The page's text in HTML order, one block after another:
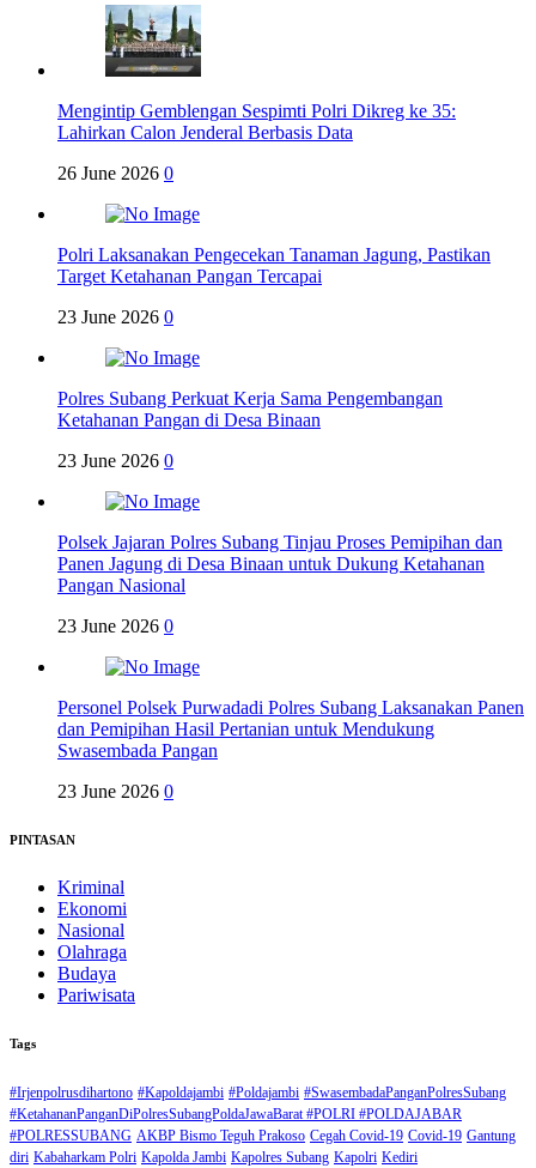
Mengintip Gemblengan Sespimti Polri Dikreg ke 35:
Lahirkan Calon Jenderal Berbasis Data
26 June 2026 0
Polri Laksanakan Pengecekan Tanaman Jagung, Pastikan
Target Ketahanan Pangan Tercapai
23 June 2026 0
Polres Subang Perkuat Kerja Sama Pengembangan
Ketahanan Pangan di Desa Binaan
23 June 2026 0
Polsek Jajaran Polres Subang Tinjau Proses Pemipihan dan
Panen Jagung di Desa Binaan untuk Dukung Ketahanan
Pangan Nasional
23 June 2026 0
Personel Polsek Purwadadi Polres Subang Laksanakan Panen
dan Pemipihan Hasil Pertanian untuk Mendukung
Swasembada Pangan
23 June 2026 0
PINTASAN
Kriminal
Ekonomi
Nasional
Olahraga
Budaya
Pariwisata
Tags
#Irjenpolrusdihartono #Kapoldajambi #Poldajambi #SwasembadaPanganPolresSubang
#KetahananPanganDiPolresSubangPoldaJawaBarat #POLRI #POLDAJABAR
#POLRESSUBANG AKBP Bismo Teguh Prakoso Cegah Covid-19 Covid-19 Gantung
diri Kabaharkam Polri Kapolda Jambi Kapolres Subang Kapolri Kediri